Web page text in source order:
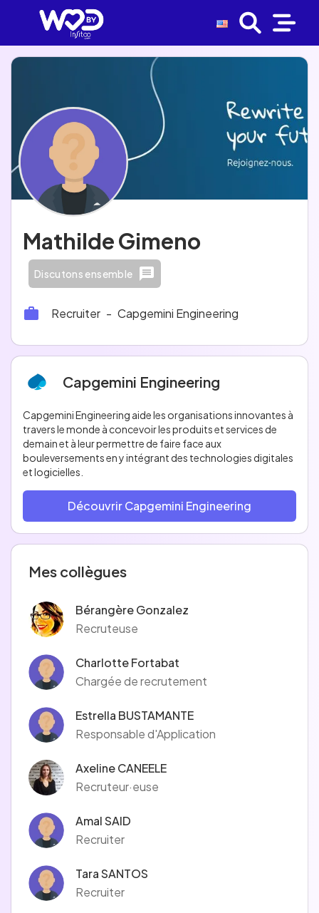
Mathilde Gimeno
Discutons ensemble
Recruiter - Capgemini Engineering
Capgemini Engineering
Capgemini Engineering aide les organisations innovantes à
travers le monde à concevoir les produits et services de
demain et à leur permettre de faire face aux
bouleversements en y intégrant des technologies digitales
et logicielles.
Découvrir Capgemini Engineering
Mes collègues
Bérangère Gonzalez
Recruteuse
Charlotte Fortabat
Chargée de recrutement
Estrella BUSTAMANTE
Responsable d'Application
Axeline CANEELE
Recruteur·euse
Amal SAID
Recruiter
Tara SANTOS
Recruiter